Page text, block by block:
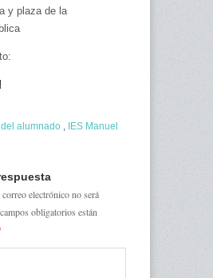
y plaza de la
alumnado
IES Manuel
electrónico no será
obligatorios están